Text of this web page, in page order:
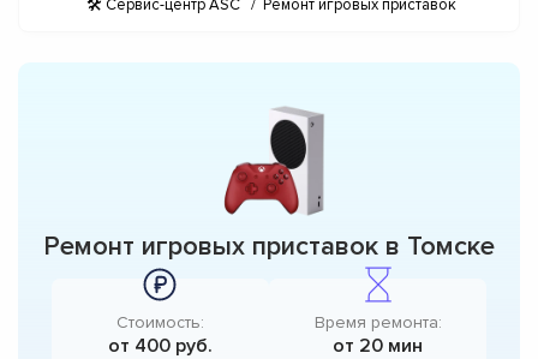
🛠 Сервис-центр ASC / Ремонт игровых приставок
Ремонт игровых приставок в Томске
Стоимость:
от 400 руб.
Время ремонта:
от 20 мин